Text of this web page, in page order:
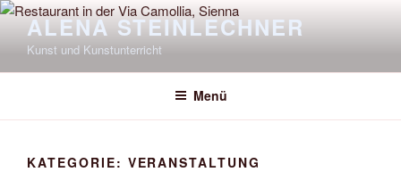
Zum
Inhalt
springen
ALENA STEINLECHNER
Kunst und Kunstunterricht
Menü
KATEGORIE: VERANSTALTUNG